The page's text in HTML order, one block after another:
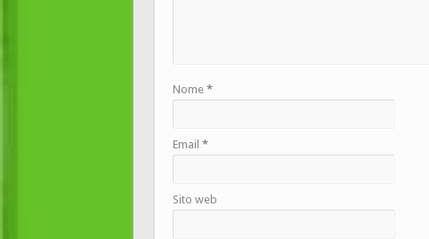
Nome *
Email *
Sito web